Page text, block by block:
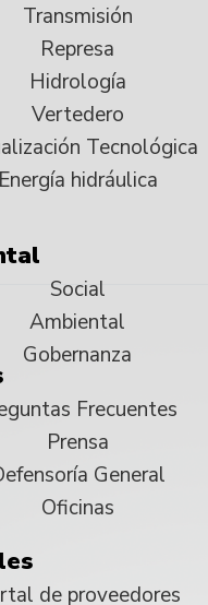
Transmisión
Represa
Hidrología
Vertedero
Tecnológica
Energía hidráulica
Social
Ambiental
Gobernanza
Frecuentes
Prensa
General
Oficinas
de proveedores